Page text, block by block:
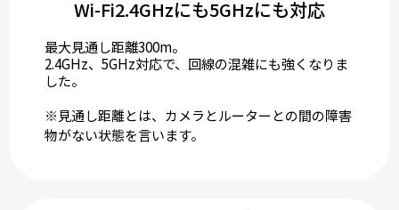
Wi-Fi2.4GHzにも5GHzにも対応
最大見通し距離300m。
2.4GHz、5GHz対応で、回線の混雑にも強くなりま
した。
※見通し距離とは、カメラとルーターとの間の障害
物がない状態を言います。